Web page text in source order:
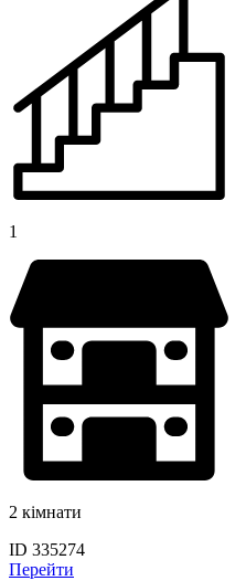
1
2 кімнати
ID 335274
Перейти